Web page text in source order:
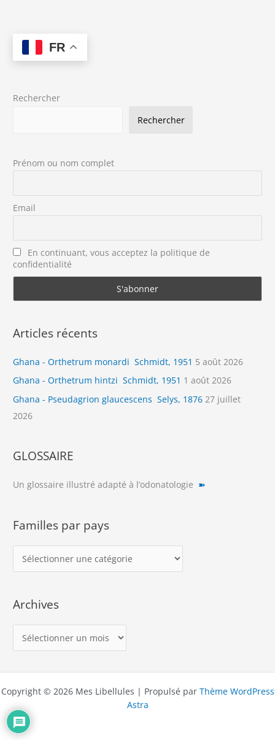
FR
Rechercher
Rechercher
Prénom ou nom complet
Email
En continuant, vous acceptez la politique de
confidentialité
Articles récents
Ghana - Orthetrum monardi Schmidt, 1951 5 août 2026
Ghana - Orthetrum hintzi Schmidt, 1951 1 août 2026
Ghana - Pseudagrion glaucescens Selys, 1876 27 juillet
2026
GLOSSAIRE
Un glossaire illustré adapté à l’odonatologie ➽
Familles par pays
a
i
e
r
p
Archives
r
i
v
e
Copyright © 2026 Mes Libellules | Propulsé par Thème WordPress
Astra